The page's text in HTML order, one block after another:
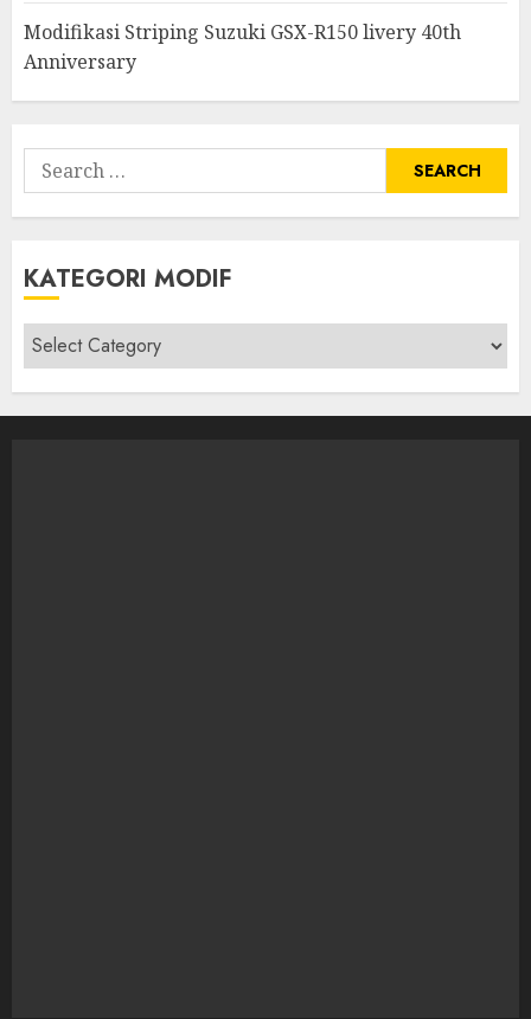
Modifikasi Striping Suzuki GSX-R150 livery 40th
Anniversary
Search
for:
KATEGORI MODIF
Kategori
modif